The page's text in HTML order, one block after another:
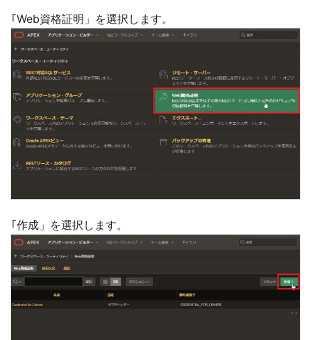
｢Web資格証明」を選択します。
｢作成」を選択します。